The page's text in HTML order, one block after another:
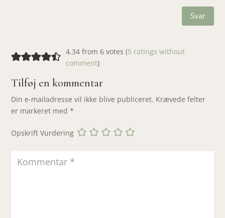
Svar
4.34 from 6 votes (5 ratings without
comment)
Tilføj en kommentar
Din e-mailadresse vil ikke blive publiceret. Krævede felter
er markeret med*
Opskrift Vurdering